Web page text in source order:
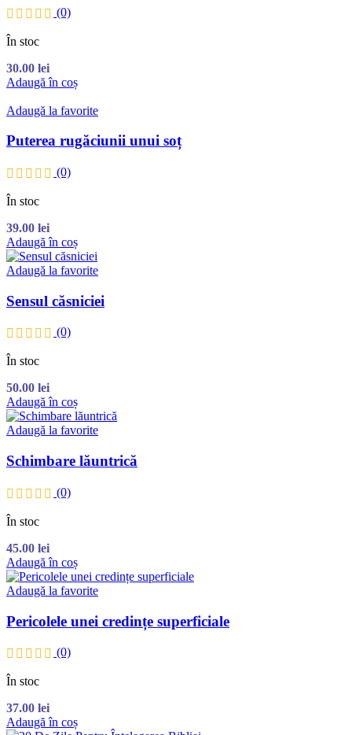
(0)
În stoc
30.00 lei
Adaugă în coș
Adaugă la favorite
Puterea rugăciunii unui soț
(0)
În stoc
39.00 lei
Adaugă în coș
Adaugă la favorite
Sensul căsniciei
(0)
În stoc
50.00 lei
Adaugă în coș
Adaugă la favorite
Schimbare lăuntrică
(0)
În stoc
45.00 lei
Adaugă în coș
Adaugă la favorite
Pericolele unei credințe superficiale
(0)
În stoc
37.00 lei
Adaugă în coș